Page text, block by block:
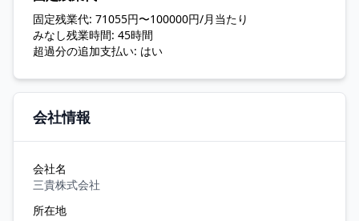
固定残業代: 71055円〜100000円/月当たり
みなし残業時間: 45時間
超過分の追加支払い: はい
会社情報
会社名
三貴株式会社
所在地